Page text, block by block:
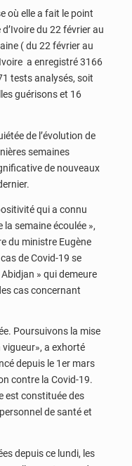
où elle a fait le point
du 22 février au
( du 22 février au
a enregistré 3166
tests analysés, soit
guérisons et 16
de l’évolution de
semaines
de nouveaux
qui a connu
la semaine écoulée »,
du ministre Eugène
de Covid-19 se
» qui demeure
cas concernant
Poursuivons la mise
a exhorté
depuis le 1er mars
contre la Covid-19.
est constituée des
de santé et
depuis ce lundi, les